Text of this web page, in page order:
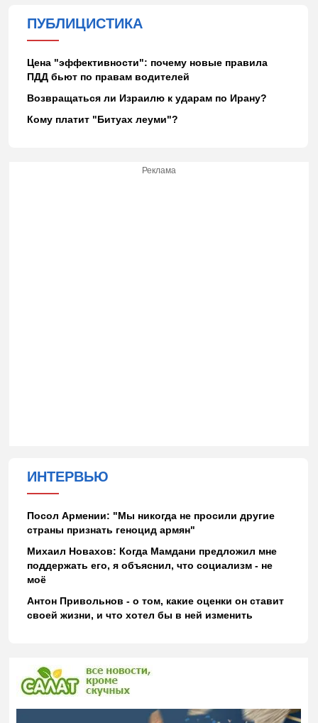
ПУБЛИЦИСТИКА
Цена "эффективности": почему новые правила
ПДД бьют по правам водителей
Возвращаться ли Израилю к ударам по Ирану?
Кому платит "Битуах леуми"?
Реклама
ИНТЕРВЬЮ
Посол Армении: "Мы никогда не просили другие
страны признать геноцид армян"
Михаил Новахов: Когда Мамдани предложил мне
поддержать его, я объяснил, что социализм - не
моё
Антон Привольнов - о том, какие оценки он ставит
своей жизни, и что хотел бы в ней изменить